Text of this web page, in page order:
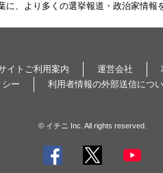
に、より多くの選挙報道・政治家情
イトご利用案内 運営会社
ー
利用者情報の外部送信につ
© イチニ Inc. All rights reserved.